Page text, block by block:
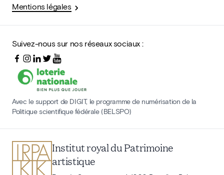
Mentions légales
Suivez-nous sur nos réseaux sociaux :
Avec le support de DIGIT, le programme de numérisation de la
Politique scientifique fédérale (BELSPO)
Institut royal du Patrimoine
artistique